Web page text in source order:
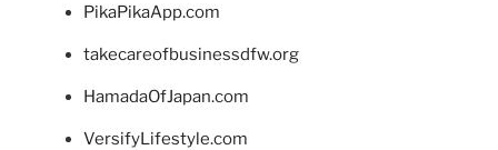
PikaPikaApp.com
takecareofbusinessdfw.org
HamadaOfJapan.com
VersifyLifestyle.com